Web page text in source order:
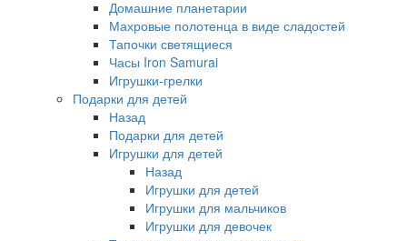
Домашние планетарии
Махровые полотенца в виде сладостей
Тапочки светящиеся
Часы Iron Samurai
Игрушки-грелки
Подарки для детей
Назад
Подарки для детей
Игрушки для детей
Назад
Игрушки для детей
Игрушки для мальчиков
Игрушки для девочек